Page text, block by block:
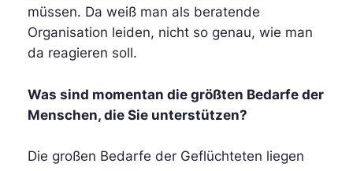
müssen. Da weiß man als beratende
Organisation leiden, nicht so genau, wie man
da reagieren soll.
Was sind momentan die größten Bedarfe der
Menschen, die Sie unterstützen?
Die großen Bedarfe der Geflüchteten liegen